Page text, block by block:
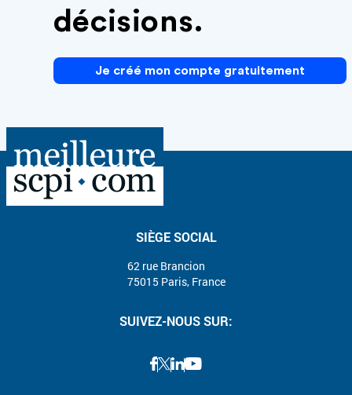
décisions.
Je créé mon compte gratuitement
SIÈGE SOCIAL
62 rue Brancion
75015 Paris, France
SUIVEZ-NOUS SUR: